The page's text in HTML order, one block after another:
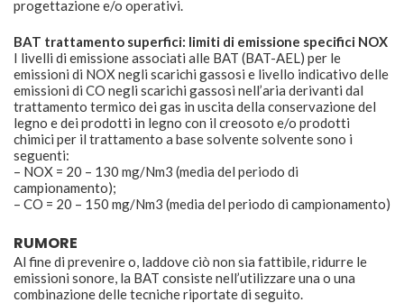
progettazione e/o operativi.
BAT trattamento superfici: limiti di emissione specifici NOX
I livelli di emissione associati alle BAT (BAT-AEL) per le
emissioni di NOX negli scarichi gassosi e livello indicativo delle
emissioni di CO negli scarichi gassosi nell’aria derivanti dal
trattamento termico dei gas in uscita della conservazione del
legno e dei prodotti in legno con il creosoto e/o prodotti
chimici per il trattamento a base solvente solvente sono i
seguenti:
– NOX = 20 – 130 mg/Nm3 (media del periodo di
campionamento);
– CO = 20 – 150 mg/Nm3 (media del periodo di campionamento)
RUMORE
Al fine di prevenire o, laddove ciò non sia fattibile, ridurre le
emissioni sonore, la BAT consiste nell’utilizzare una o una
combinazione delle tecniche riportate di seguito.